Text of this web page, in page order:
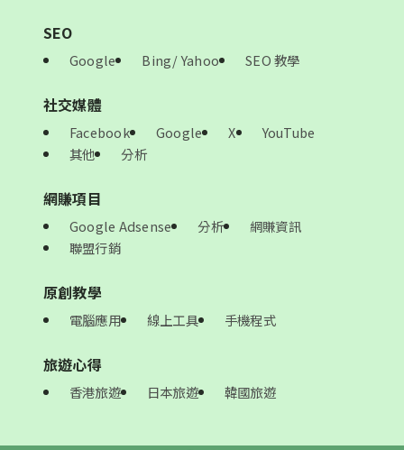
SEO
Google Bing/ Yahoo SEO 教學
社交媒體
Facebook Google X
YouTube
其他
分析
網賺項目
Google Adsense 分析
網賺資訊
聯盟行銷
原創教學
電腦應用 線上工具 手機程式
旅遊心得
香港旅遊 日本旅遊 韓國旅遊